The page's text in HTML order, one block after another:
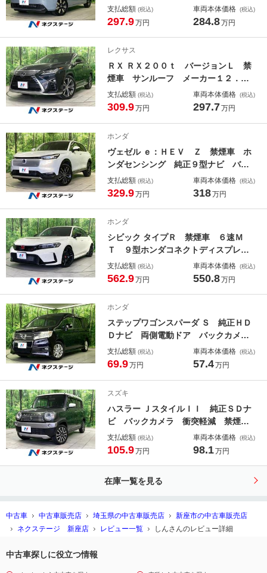
ラ 衝突被害軽減システム レーダー
クルーズコントロールコントロール
ヘッド ＥＴＣ
支払総額 (税込)
297.9万円
車両本体価格 (税込)
284.8万円
レクサス
ＲＸ ＲＸ２００ｔ バージョンＬ 禁
煙車 サンルーフ メーカー１２．３
型ナビ プレミアムサウンド 全周囲
カメラ 白革シート パワーシート
ルミ ＬＥＤヘッドランプ
支払総額 (税込)
309.9万円
車両本体価格 (税込)
297.7万円
ホンダ
ヴェゼル ｅ：ＨＥＶ Ｚ 禁煙車 ホ
ンダセンシング 純正９型ナビ バッ
クカメラ レーダークルーズ ＢＳ
Ｍ ハーフレザーシート シートヒー
チックハイビーム
支払総額 (税込)
329.9万円
車両本体価格 (税込)
318万円
ホンダ
シビック タイプＲ 禁煙車 ６速Ｍ
Ｔ ９型ホンダコネクトディスプレ
イ ホンダセンシング フルＬＥＤヘ
ッドランプ 「ＴＹＰＥ Ｒ」エンブ
ミ ステンレスペダル
支払総額 (税込)
562.9万円
車両本体価格 (税込)
550.8万円
ホンダ
ステップワゴンスパーダ Ｓ 純正ＨＤ
Ｄナビ 両側電動ドア バックカメ
ラ 禁煙車 スマートキー ＨＩＤヘ
ッドライト ビルトインＥＴＣ 純正
デジ パドルシフト
支払総額 (税込)
69.9万円
車両本体価格 (税込)
57.4万円
スズキ
ハスラー ＪスタイルＩＩ 純正ＳＤナ
ビ バックカメラ 衝突軽減 禁煙
車 ハーフレザーシート シートヒー
ター スマートキー ＨＩＤヘッドラ
ＣＤ 地デジ
支払総額 (税込)
105.9万円
車両本体価格 (税込)
98.1万円
在庫一覧を見る
中古車 中古車販売店 埼玉県の中古車販売店
新座市の中古車販売店
ネクステージ 新座店
レビュー一覧 しんさんのレビュー詳細
中古車探しに役立つ情報